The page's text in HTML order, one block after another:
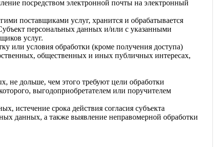
посредством электронной почты на электронный
поставщиками услуг, хранится и обрабатывается
персональных данных и/или с указанными
услуг.
или условия обработки (кроме получения доступа)
общественных и иных публичных интересах,
не дольше, чем этого требуют цели обработки
выгодоприобретателем или поручителем
истечение срока действия согласия субъекта
данных, а также выявление неправомерной обработки